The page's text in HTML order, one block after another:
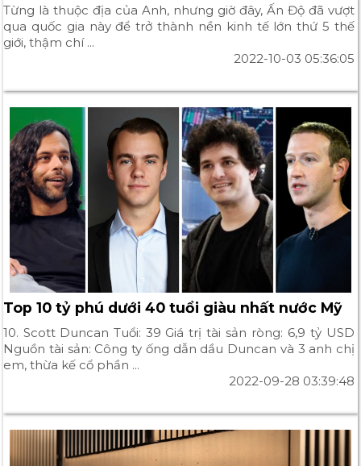
Từng là thuộc địa của Anh, nhưng giờ đây, Ấn Độ đã vượt
qua quốc gia này để trở thành nền kinh tế lớn thứ 5 thế
giới, thậm chí ...
2022-10-03 05:36:05
Top 10 tỷ phú dưới 40 tuổi giàu nhất nước Mỹ
10. Scott Duncan Tuổi: 39 Giá trị tài sản ròng: 6,9 tỷ USD
Nguồn tài sản: Công ty ống dẫn dầu Duncan và 3 anh chị
em, thừa kế cổ phần ...
2022-09-28 03:39:48